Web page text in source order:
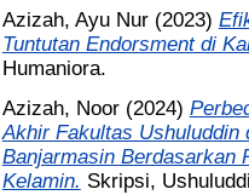
Azizah, Ayu Nur(2023)
Tuntutan Endorsment di
Humaniora.
Azizah, Noor(2024)
Akhir Fakultas Ushuluddin
Banjarmasin Berdasarkan
Kelamin. Skripsi,